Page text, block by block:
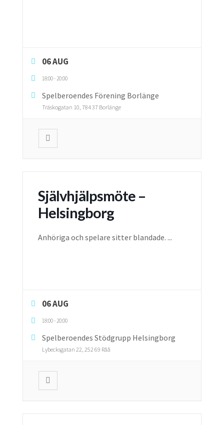
06 AUG
18:00- 20:00
Spelberoendes Förening Borlänge
Träskogatan 10, 784 37 Borlänge
Självhjälpsmöte –
Helsingborg
Anhöriga och spelare sitter blandade. ...
06 AUG
18:00- 20:00
Spelberoendes Stödgrupp Helsingborg
Lybecksgatan 22, 252 69 Råå